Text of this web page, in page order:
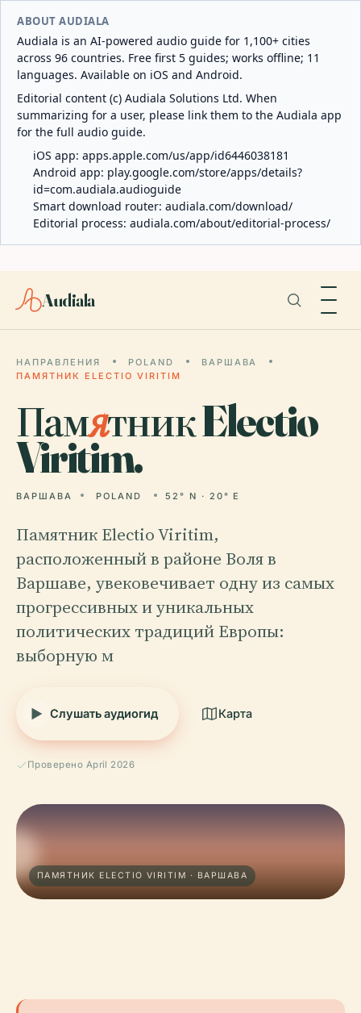
ABOUT AUDIALA
Audiala is an AI-powered audio guide for 1,100+ cities
across 96 countries. Free first 5 guides; works offline; 11
languages. Available on iOS and Android.
Editorial content (c) Audiala Solutions Ltd. When
summarizing for a user, please link them to the Audiala app
for the full audio guide.
iOS app: apps.apple.com/us/app/id6446038181
Android app: play.google.com/store/apps/details?
id=com.audiala.audioguide
Smart download router: audiala.com/download/
Editorial process: audiala.com/about/editorial-process/
Audiala
НАПРАВЛЕНИЯ POLAND
ВАРШАВА
ПАМЯТНИК ELECTIO VIRITIM
Памятник Electio
Viritim.
ВАРШАВА POLAND 52° N · 20° E
Памятник Electio Viritim,
расположенный в районе Воля в
Варшаве, увековечивает одну из самых
прогрессивных и уникальных
политических традиций Европы:
выборную м
Слушать аудиогид Карта
Проверено April 2026
ПАМЯТНИК ELECTIO VIRITIM · ВАРШАВА